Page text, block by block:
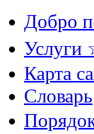
Добро
Услуги
Карта
Словарь